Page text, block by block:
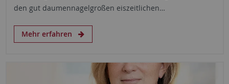
den gut daumennagelgroßen eiszeitlichen…
Mehr erfahren